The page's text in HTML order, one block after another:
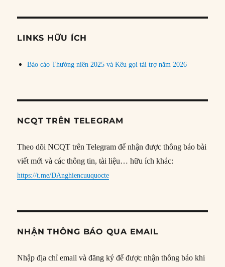
đề
LINKS HỮU ÍCH
Báo cáo Thường niên 2025 và Kêu gọi tài trợ năm 2026
NCQT TRÊN TELEGRAM
Theo dõi NCQT trên Telegram để nhận được thông báo bài
viết mới và các thông tin, tài liệu… hữu ích khác:
https://t.me/DAnghiencuuquocte
NHẬN THÔNG BÁO QUA EMAIL
Nhập địa chỉ email và đăng ký để được nhận thông báo khi